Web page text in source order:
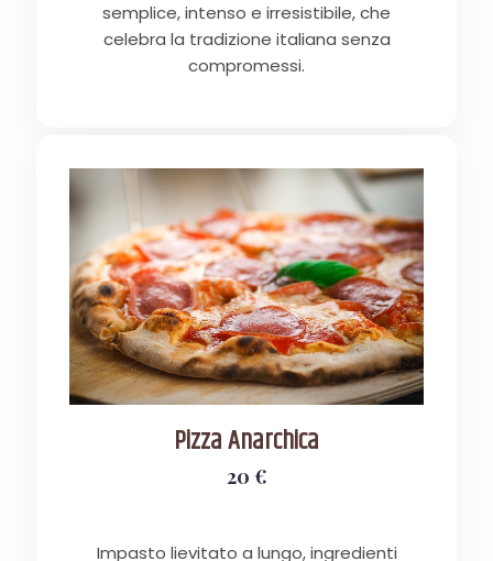
semplice, intenso e irresistibile, che
celebra la tradizione italiana senza
compromessi.
Pizza Anarchica
20 €
Impasto lievitato a lungo, ingredienti